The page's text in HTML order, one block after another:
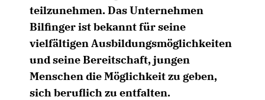
teilzunehmen. Das Unternehmen
Bilfinger ist bekannt für seine
vielfältigen Ausbildungsmöglichkeiten
und seine Bereitschaft, jungen
Menschen die Möglichkeit zu geben,
sich beruflich zu entfalten.